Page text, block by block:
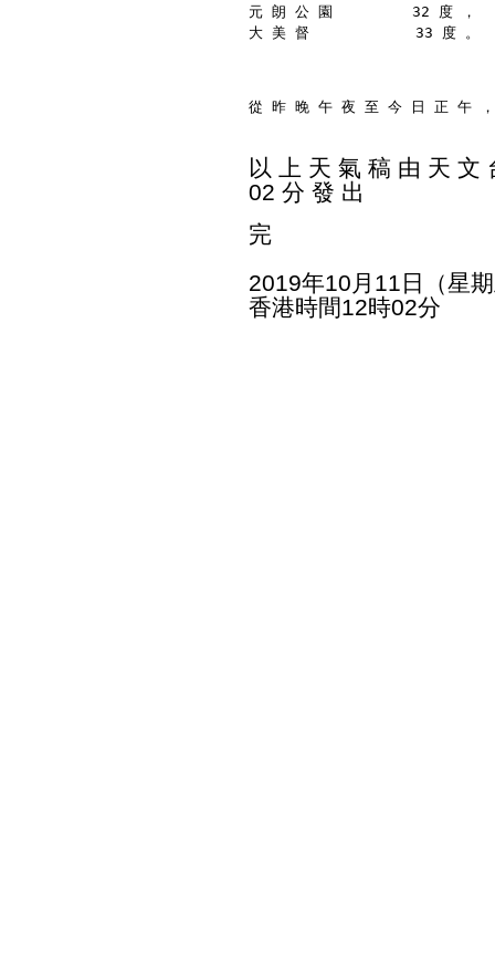
元 朗 公 園         32 度 ，
大 美 督            33 度 。
從 昨 晚 午 夜 至 今 日 正 午
以 上 天 氣 稿 由 天 文
02 分 發 出
完
2019年10月11日（星
香港時間12時02分